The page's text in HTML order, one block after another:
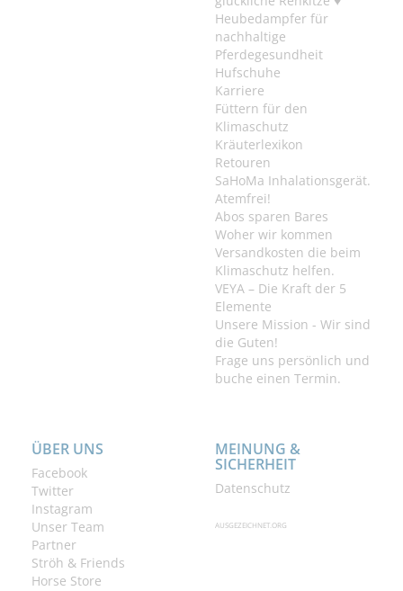
Heubedampfer für
nachhaltige
Pferdegesundheit
Hufschuhe
Karriere
Füttern für den
Klimaschutz
Kräuterlexikon
Retouren
SaHoMa Inhalationsgerät.
Atemfrei!
Abos sparen Bares
Woher wir kommen
Versandkosten die beim
Klimaschutz helfen.
VEYA – Die Kraft der 5
Elemente
Unsere Mission - Wir sind
die Guten!
Frage uns persönlich und
buche einen Termin.
ÜBER UNS
Facebook
Twitter
Instagram
Unser Team
Partner
Ströh & Friends
Horse Store
MEINUNG &
SICHERHEIT
Datenschutz
AUSGEZEICHNET.ORG